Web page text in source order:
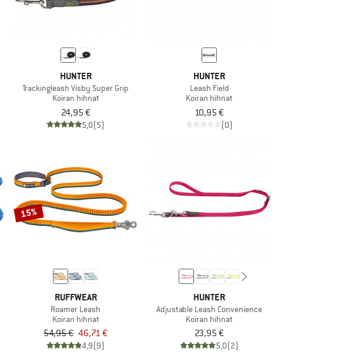
HUNTER
Trackingleash Visby Super Grip
Koiran hihnat
24,95 €
5,0(5)
HUNTER
Leash Field
Koiran hihnat
10,95 €
(0)
15%
RUFFWEAR
Roamer Leash
Koiran hihnat
54,95 € 46,71 €
4,9(9)
HUNTER
Adjustable Leash Convenience
Koiran hihnat
23,95 €
5,0(2)